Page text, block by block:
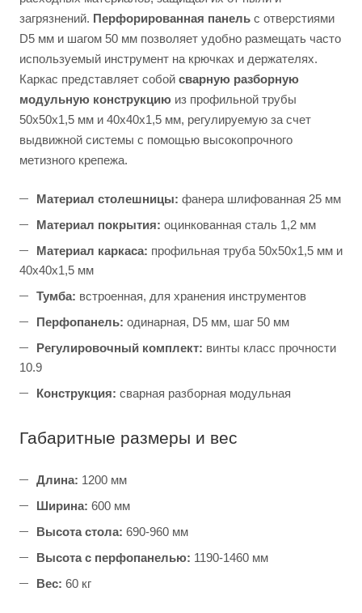
загрязнений. Перфорированная панель с отверстиями
D5 мм и шагом 50 мм позволяет удобно размещать часто
используемый инструмент на крючках и держателях.
Каркас представляет собой сварную разборную
модульную конструкцию из профильной трубы
50х50х1,5 мм и 40х40х1,5 мм, регулируемую за счет
выдвижной системы с помощью высокопрочного
метизного крепежа.
Материал столешницы: фанера шлифованная 25 мм
Материал покрытия: оцинкованная сталь 1,2 мм
Материал каркаса: профильная труба 50х50х1,5 мм и
40х40х1,5 мм
Тумба: встроенная, для хранения инструментов
Перфопанель: одинарная, D5 мм, шаг 50 мм
Регулировочный комплект: винты класс прочности
10.9
Конструкция: сварная разборная модульная
Габаритные размеры и вес
Длина: 1200 мм
Ширина: 600 мм
Высота стола: 690-960 мм
Высота с перфопанелью: 1190-1460 мм
Вес: 60 кг